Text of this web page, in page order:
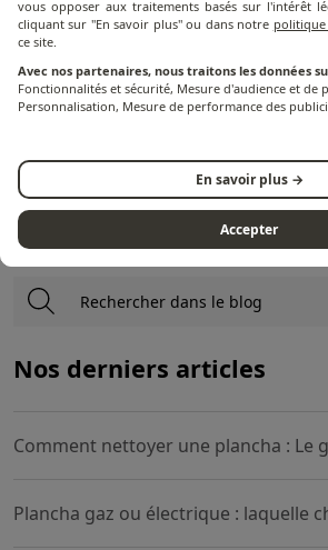
Nos derniers articles
Comment nettoyer une plancha : Le
Plancha gaz ou électrique : laquelle
Facebook
Twitter
Linkedin
vous opposer aux traitements basés sur l'intérêt
cliquant sur "En savoir plus" ou dans notre politique
ce site.
Avec nos partenaires, nous traitons les données
Fonctionnalités et sécurité, Mesure d'audience et de
Personnalisation, Mesure de performance des
En savoir plus →
Accepter